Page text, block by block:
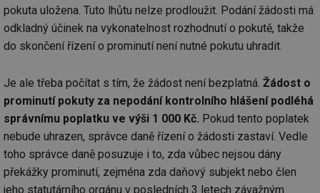
pokuta uložena. Tuto lhůtu nelze prodloužit. Podání žádosti má
odkladný účinek na vykonatelnost rozhodnutí o pokutě, takže
do skončení řízení o prominutí není nutné pokutu uhradit.
Je ale třeba počítat s tím, že žádost není bezplatná. Žádost o
prominutí pokuty za nepodání kontrolního hlášení podléhá
správnímu poplatku ve výši 1 000 Kč. Pokud tento poplatek
nebude uhrazen, správce daně řízení o žádosti zastaví. Vedle
toho správce daně posuzuje i to, zda vůbec nejsou dány
překážky prominutí, zejména zda daňový subjekt nebo člen
jeho statutárního orgánu v posledních 3 letech závažným